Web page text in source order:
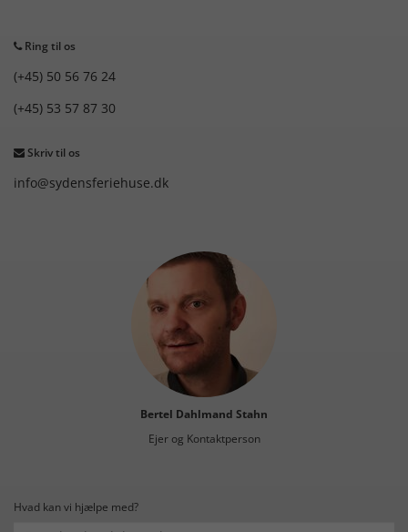
Ring til os
(+45) 50 56 76 24
(+45) 53 57 87 30
Skriv til os
info@sydensferiehuse.dk
Bertel Dahlmand Stahn
Ejer og Kontaktperson
Hvad kan vi hjælpe med?